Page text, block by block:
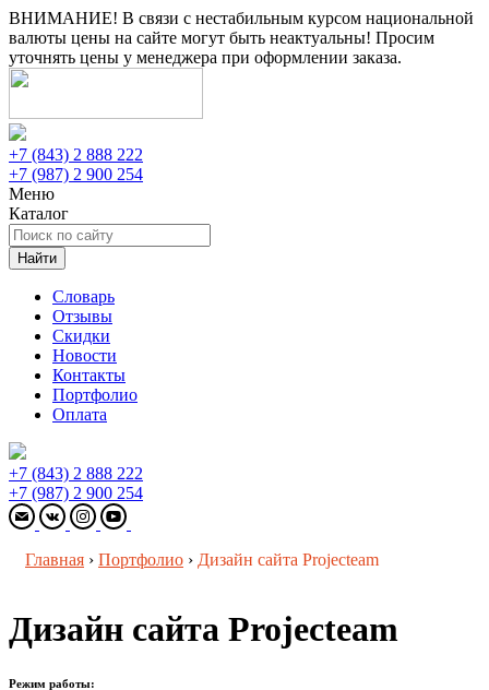
ВНИМАНИЕ! В связи с нестабильным курсом национальной
валюты цены на сайте могут быть неактуальны! Просим
уточнять цены у менеджера при оформлении заказа.
+7 (843) 2 888 222
+7 (987) 2 900 254
Меню
Каталог
Найти
Словарь
Отзывы
Скидки
Новости
Контакты
Портфолио
Оплата
+7 (843) 2 888 222
+7 (987) 2 900 254
Главная › Портфолио › Дизайн сайта Projecteam
Дизайн сайта Projecteam
Режим работы: